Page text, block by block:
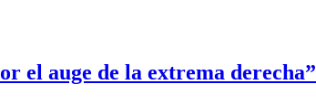
el auge de la extrema derecha”